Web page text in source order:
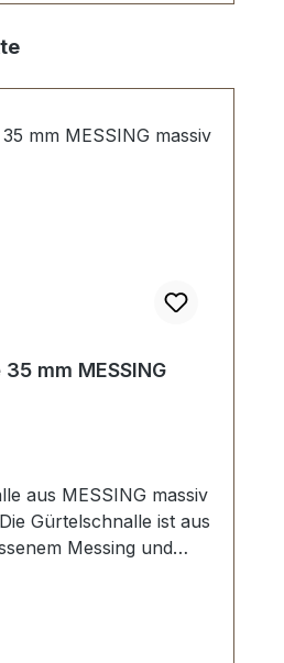
aus MESSING massiv
Gürtelschnalle ist aus
Messing und